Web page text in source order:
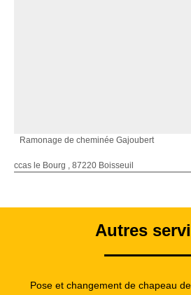
Ramonage de cheminée Gajoubert
ccas le Bourg , 87220 Boisseuil
Autres
Pose et changement de chapeau